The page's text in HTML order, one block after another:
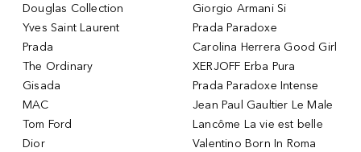
Douglas Collection
Yves Saint Laurent
Prada
The Ordinary
Gisada
MAC
Tom Ford
Dior
Giorgio Armani Si
Prada Paradoxe
Carolina Herrera Good Girl
XERJOFF Erba Pura
Prada Paradoxe Intense
Jean Paul Gaultier Le Male
Lancôme La vie est belle
Valentino Born In Roma